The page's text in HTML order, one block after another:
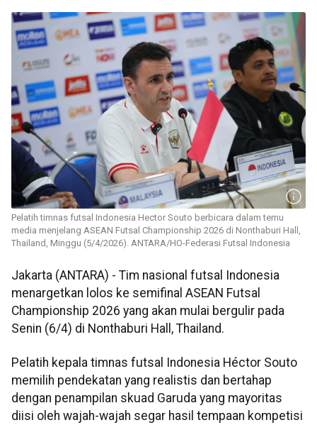
Pelatih timnas futsal Indonesia Hector Souto berbicara dalam temu
media menjelang ASEAN Futsal Championship 2026 di Nonthaburi Hall,
Thailand, Minggu (5/4/2026). ANTARA/HO-Federasi Futsal Indonesia
Jakarta (ANTARA) - Tim nasional futsal Indonesia
menargetkan lolos ke semifinal ASEAN Futsal
Championship 2026 yang akan mulai bergulir pada
Senin (6/4) di Nonthaburi Hall, Thailand.
Pelatih kepala timnas futsal Indonesia Héctor Souto
memilih pendekatan yang realistis dan bertahap
dengan penampilan skuad Garuda yang mayoritas
diisi oleh wajah-wajah segar hasil tempaan kompetisi